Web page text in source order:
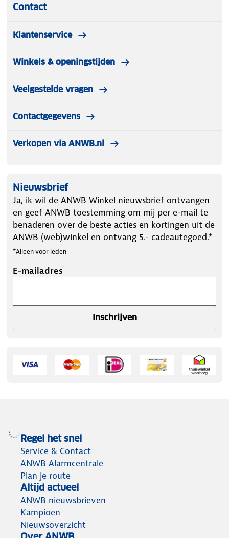
Contact
Klantenservice
Winkels & openingstijden
Veelgestelde vragen
Contactgegevens
Verkopen via ANWB.nl
Nieuwsbrief
Ja, ik wil de ANWB Winkel nieuwsbrief ontvangen
en geef ANWB toestemming om mij per e-mail te
benaderen over de beste acties en kortingen uit de
ANWB (web)winkel en ontvang 5.- cadeautegoed.*
*Alleen voor leden
E-mailadres
Inschrijven
Regel het snel
Service & Contact
ANWB Alarmcentrale
Plan je route
Altijd actueel
ANWB nieuwsbrieven
Kampioen
Nieuwsoverzicht